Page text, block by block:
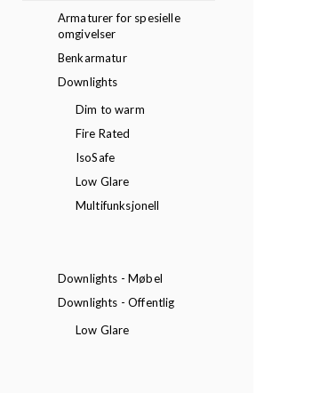
Armaturer for spesielle
omgivelser
Benkarmatur
Downlights
Dim to warm
Fire Rated
IsoSafe
Low Glare
Multifunksjonell
Downlights - Møbel
Downlights - Offentlig
Low Glare